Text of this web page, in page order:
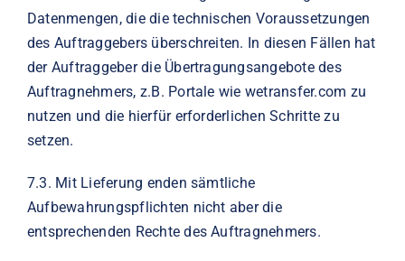
Datenmengen, die die technischen Voraussetzungen
des Auftraggebers überschreiten. In diesen Fällen hat
der Auftraggeber die Übertragungsangebote des
Auftragnehmers, z.B. Portale wie wetransfer.com zu
nutzen und die hierfür erforderlichen Schritte zu
setzen.
7.3. Mit Lieferung enden sämtliche
Aufbewahrungspflichten nicht aber die
entsprechenden Rechte des Auftragnehmers.